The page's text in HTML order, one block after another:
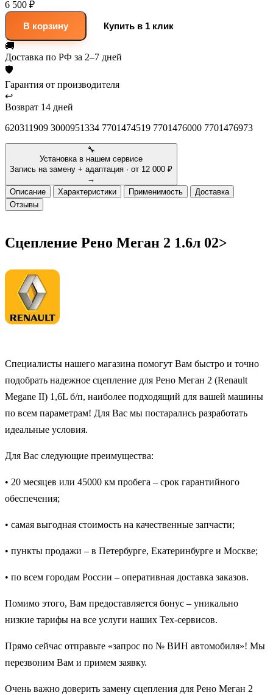
6 500 ₽
В корзину
Купить в 1 клик
🚚
Доставка по РФ за 2–7 дней
🛡
Гарантия от производителя
↩
Возврат 14 дней
620311909 3000951334 7701474519 7701476000 7701476973
🔧
Установка в нашем сервисе
Запись на замену + адаптация · от 12 000 ₽
→
Описание
Характеристики Применимость
Доставка
Отзывы
Сцепление Рено Меган 2 1.6л 02>
Специалисты нашего магазина помогут Вам быстро и точно
подобрать надежное сцепление для Рено Меган 2 (Renault
Megane II) 1,6L б/п, наиболее подходящий для вашей машины
по всем параметрам! Для Вас мы постарались разработать
идеальные условия.
Для Вас следующие преимущества:
• 20 месяцев или 45000 км пробега – срок гарантийного
обеспечения;
• самая выгодная стоимость на качественные запчасти;
• пункты продажи – в Петербурге, Екатеринбурге и Москве;
• по всем городам России – оперативная доставка заказов.
Помимо этого, Вам предоставляется бонус – уникально
низкие тарифы на все услуги наших Тех-сервисов.
Прямо сейчас отправьте «запрос по № ВИН автомобиля»! Мы
перезвоним Вам и примем заявку.
Очень важно доверить замену сцепления для Рено Меган 2